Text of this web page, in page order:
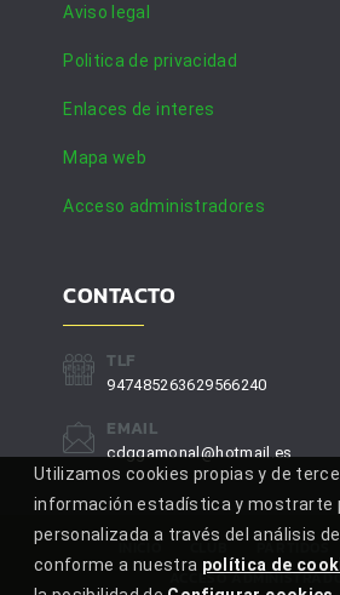
Aviso legal
Politica de privacidad
Enlaces de interes
Mapa web
Acceso administradores
CONTACTO
TLF
947485263629566240
EMAIL
cdggamonal@hotmail.es
INICIO CLUB PARTIDOS
ACCESO
Utilizamos cookies propias y de
información estadística y mostrarte
personalizada a través del análisis
conforme a nuestra política de